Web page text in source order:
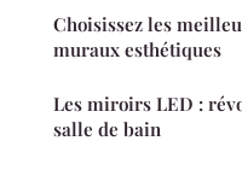
Choisissez les
muraux esthétiques
Les miroirs LED :
salle de bain